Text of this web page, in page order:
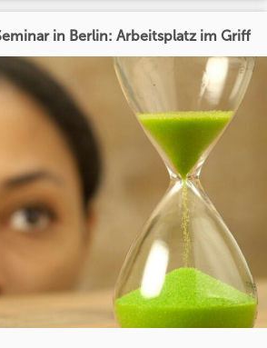
in Berlin: Arbeitsplatz im Griff